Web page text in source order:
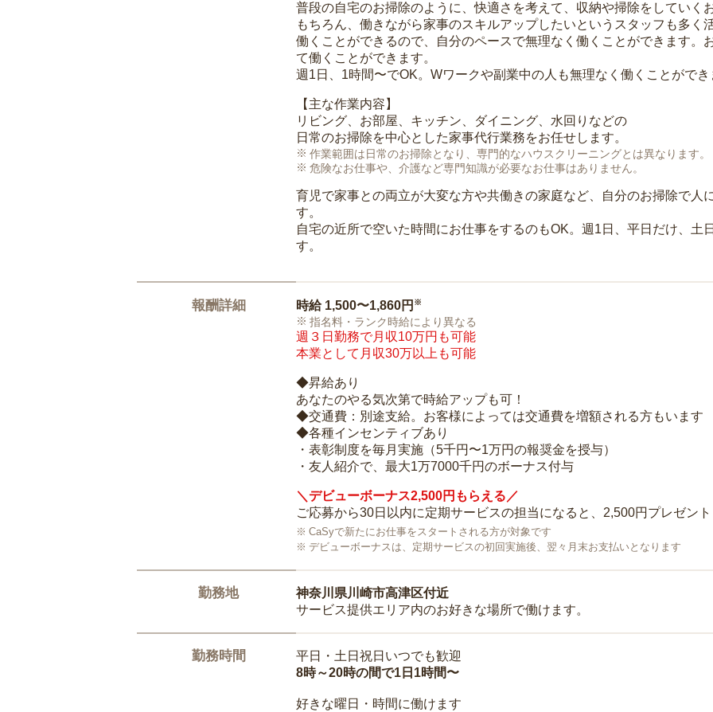
普段の自宅のお掃除のように、快適さを考えて、収納や掃除をしていく
もちろん、働きながら家事のスキルアップしたいというスタッフも多く
働くことができるので、自分のペースで無理なく働くことができます。
て働くことができます。
週1日、1時間〜でOK。Wワークや副業中の人も無理なく働くことができ
【主な作業内容】
リビング、お部屋、キッチン、ダイニング、水回りなどの
日常のお掃除を中心とした家事代行業務をお任せします。
作業範囲は日常のお掃除となり、専門的なハウスクリーニングとは異なります。
危険なお仕事や、介護など専門知識が必要なお仕事はありません。
育児で家事との両立が大変な方や共働きの家庭など、自分のお掃除で人
す。
自宅の近所で空いた時間にお仕事をするのもOK。週1日、平日だけ、土
す。
報酬詳細 時給 1,500〜1,860円 ※
指名料・ランク時給により異なる
週３日勤務で月収10万円も可能
本業として月収30万以上も可能
◆昇給あり
あなたのやる気次第で時給アップも可！
◆交通費：別途支給。お客様によっては交通費を増額される方もいます
◆各種インセンティブあり
・表彰制度を毎月実施（5千円〜1万円の報奨金を授与）
・友人紹介で、最大1万7000千円のボーナス付与
＼デビューボーナス2,500円もらえる／
ご応募から30日以内に定期サービスの担当になると、2,500円プレゼント
CaSyで新たにお仕事をスタートされる方が対象です
デビューボーナスは、定期サービスの初回実施後、翌々月末お支払いとなります
勤務地
神奈川県川崎市高津区付近
サービス提供エリア内のお好きな場所で働けます。
勤務時間
平日・土日祝日いつでも歓迎
8時～20時の間で1日1時間〜
好きな曜日・時間に働けます